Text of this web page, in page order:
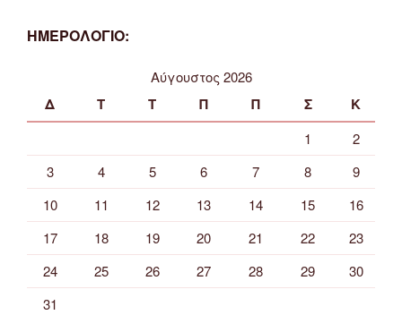
ΗΜΕΡΟΛΟΓΙΟ:
Αύγουστος 2026
Δ Τ Τ Π Π Σ Κ
1
2
3
4 5 6 7 8
9
10
11 12 13 14 15
16
17
18 19 20 21 22
23
24
25 26 27 28 29
30
31